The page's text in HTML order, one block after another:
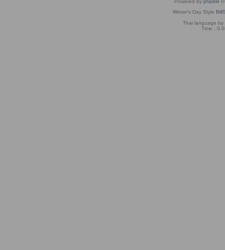
Powered by phpBB ©
Winter's Day Style
Thai language by
Time :